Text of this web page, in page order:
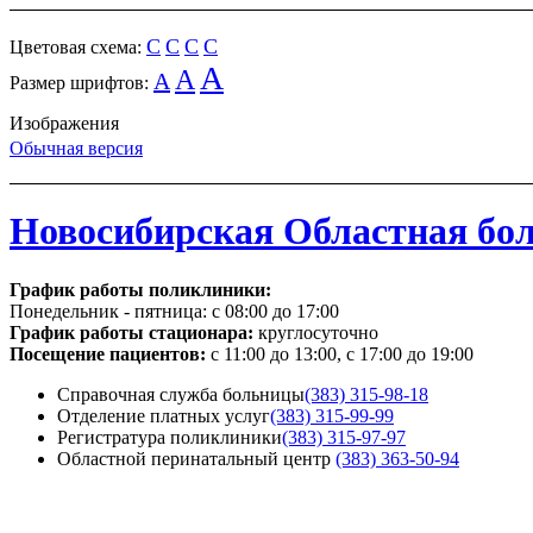
Цветовая схема: C C C C
Размер шрифтов: A A A
Изображения
Обычная версия
Новосибирская Областная
График работы поликлиники:
Понедельник - пятница: с 08:00 до 17:00
График работы стационара: круглосуточно
Посещение пациентов: с 11:00 до 13:00, с 17:00 до 19:00
Справочная служба больницы(383) 315-98-18
Отделение платных услуг(383) 315-99-99
Регистратура поликлиники(383) 315-97-97
Областной перинатальный центр (383) 363-50-94